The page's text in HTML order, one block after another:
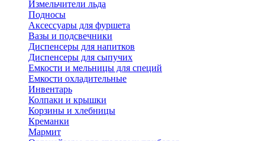
Измельчители льда
Подносы
Аксессуары для фуршета
Вазы и подсвечники
Диспенсеры для напитков
Диспенсеры для сыпучих
Емкости и мельницы для специй
Емкости охладительные
Инвентарь
Колпаки и крышки
Корзины и хлебницы
Креманки
Мармит